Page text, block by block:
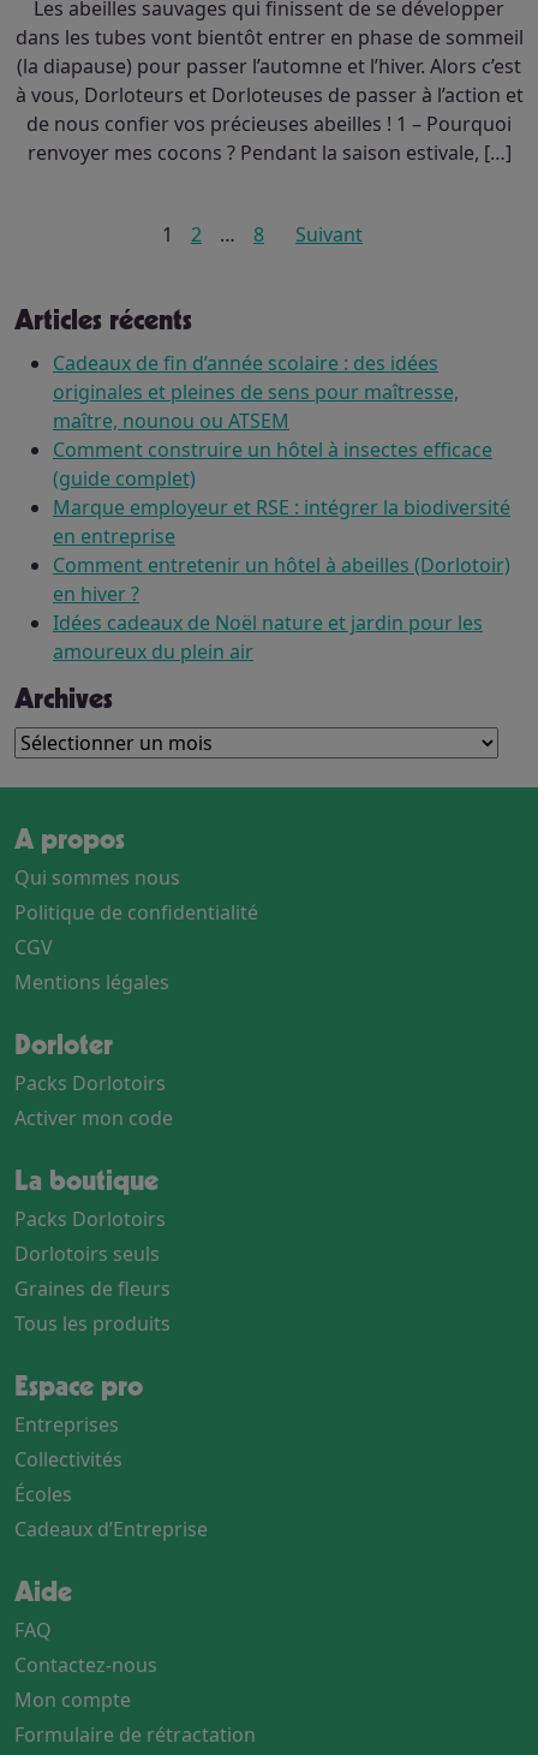
Les abeilles sauvages qui finissent de se développer
dans les tubes vont bientôt entrer en phase de sommeil
(la diapause) pour passer l’automne et l’hiver. Alors c’est
à vous, Dorloteurs et Dorloteuses de passer à l’action et
de nous confier vos précieuses abeilles ! 1 – Pourquoi
renvoyer mes cocons ? Pendant la saison estivale, […]
1 2 … 8 Suivant
Articles récents
Cadeaux de fin d’année scolaire : des idées
originales et pleines de sens pour maîtresse,
maître, nounou ou ATSEM
Comment construire un hôtel à insectes efficace
(guide complet)
Marque employeur et RSE : intégrer la biodiversité
en entreprise
Comment entretenir un hôtel à abeilles (Dorlotoir)
en hiver ?
Idées cadeaux de Noël nature et jardin pour les
amoureux du plein air
Archives
Archives
A propos
Qui sommes nous
Politique de confidentialité
CGV
Mentions légales
Dorloter
Packs Dorlotoirs
Activer mon code
La boutique
Packs Dorlotoirs
Dorlotoirs seuls
Graines de fleurs
Tous les produits
Espace pro
Entreprises
Collectivités
Écoles
Cadeaux d’Entreprise
Aide
FAQ
Contactez-nous
Mon compte
Formulaire de rétractation